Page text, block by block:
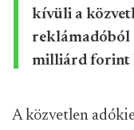
kívüli a
reklámadóból
milliárd forint
A közvetlen